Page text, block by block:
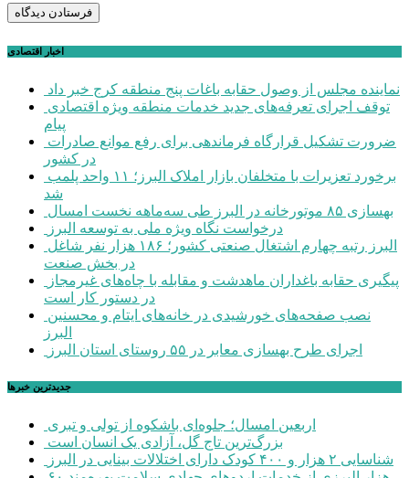
اخبار اقتصادی
نماینده مجلس از وصول حقابه باغات پنج منطقه کرج خبر داد
پیام
در کشور
شد
بهسازی ۸۵ موتورخانه در البرز طی سه‌ماهه نخست امسال
درخواست نگاه ویژه ملی به توسعه البرز
در بخش صنعت
در دستور کار است
البرز
اجرای طرح بهسازی معابر در ۵۵ روستای استان البرز
جديدترين خبرها
اربعین امسال؛ جلوه‌ای باشکوه از تولی و تبری
بزرگ‌ترین تاج گل، آزادی یک انسان است
شناسایی ۲ هزار و ۴۰۰ کودک دارای اختلالات بینایی در البرز